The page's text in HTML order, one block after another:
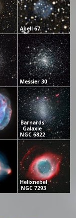
Abell 67
Messier 30
Barnards
Galaxie
NGC 6822
Helixnebel
NGC 7293